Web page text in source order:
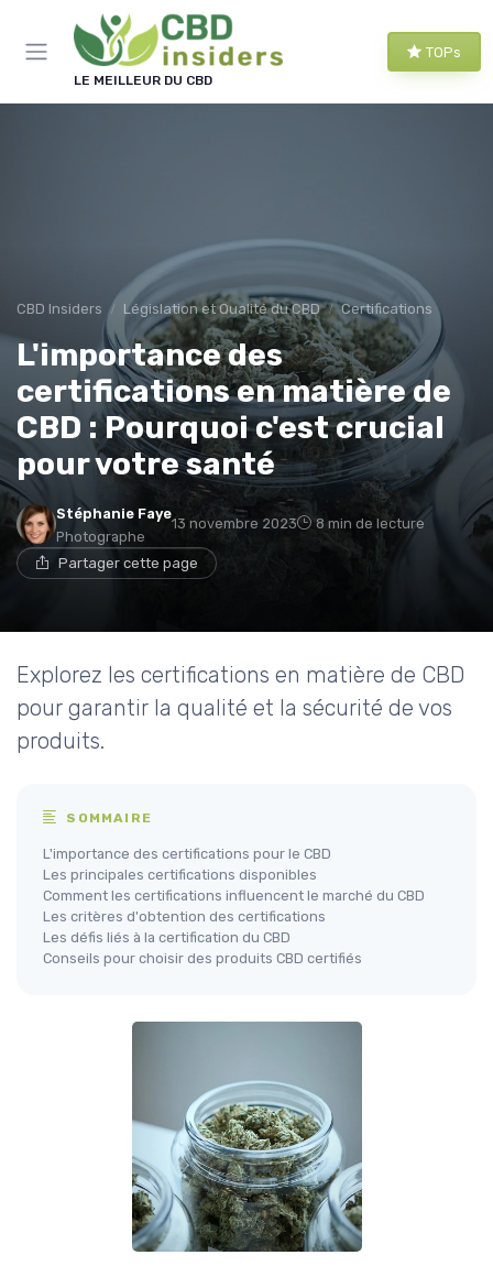
LE MEILLEUR DU CBD
TOPs
CBD Insiders Législation et Qualité du CBD Certifications
L'importance des
certifications en matière de
CBD : Pourquoi c'est crucial
pour votre santé
Stéphanie Faye
Photographe
13 novembre 2023 8 min de lecture
Partager cette page
Explorez les certifications en matière de CBD
pour garantir la qualité et la sécurité de vos
produits.
SOMMAIRE
L'importance des certifications pour le CBD
Les principales certifications disponibles
Comment les certifications influencent le marché du CBD
Les critères d'obtention des certifications
Les défis liés à la certification du CBD
Conseils pour choisir des produits CBD certifiés
Panneau de gestion des cookies